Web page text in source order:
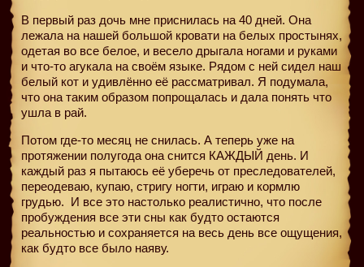
В первый раз дочь мне приснилась на 40 дней. Она
лежала на нашей большой кровати на белых простынях,
одетая во все белое, и весело дрыгала ногами и руками
и что-то агукала на своём языке. Рядом с ней сидел наш
белый кот и удивлённо её рассматривал. Я подумала,
что она таким образом попрощалась и дала понять что
ушла в рай.
Потом где-то месяц не снилась. А теперь уже на
протяжении полугода она снится КАЖДЫЙ день. И
каждый раз я пытаюсь её уберечь от преследователей,
переодеваю, купаю, стригу ногти, играю и кормлю
грудью. И все это настолько реалистично, что после
пробуждения все эти сны как будто остаются
реальностью и сохраняется на весь день все ощущения,
как будто все было наяву.